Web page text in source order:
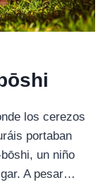
los cerezos
portaban
un niño
A pesar…